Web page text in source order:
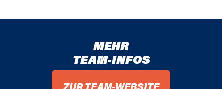
MEHR
TEAM-INFOS
ZUR TEAM-WEBSITE